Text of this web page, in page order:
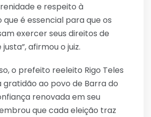
e respeito à
é essencial para que os
exercer seus direitos de
afirmou o juiz.
o prefeito reeleito Rigo Teles
gratidão ao povo de Barra do
renovada em seu
que cada eleição traz